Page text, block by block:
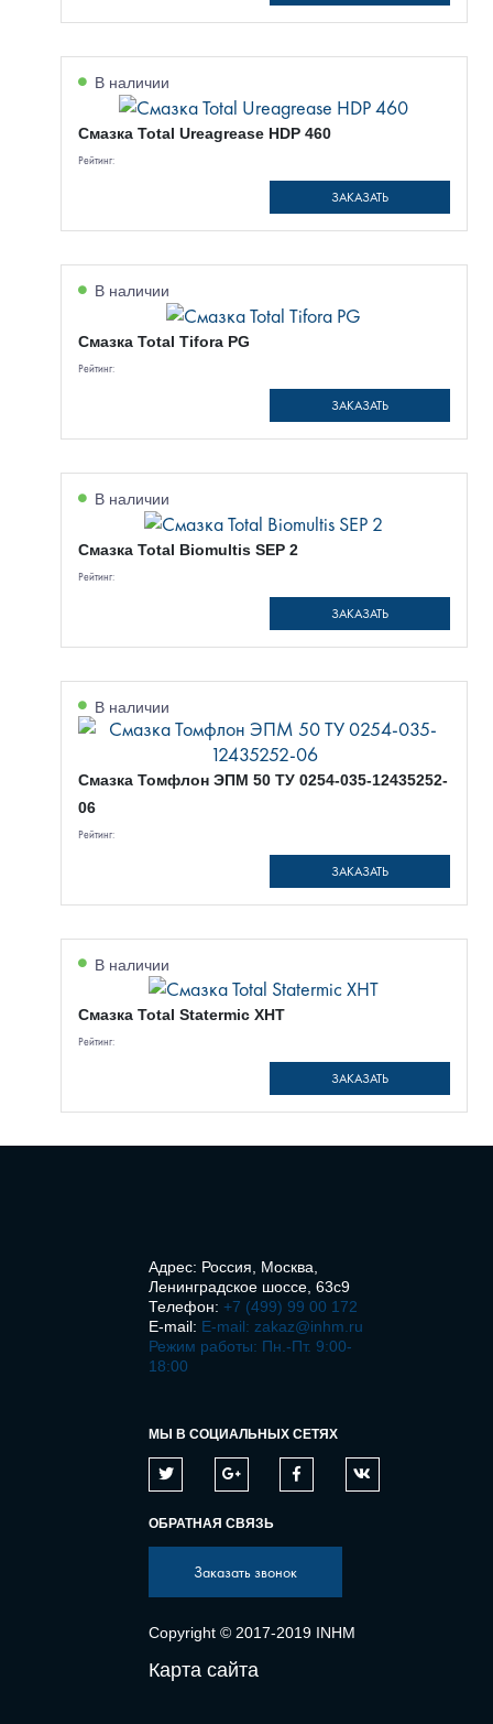
В наличии
Смазка Total Ureagrease HDP 460
Рейтинг:
ЗАКАЗАТЬ
В наличии
Смазка Total Tifora PG
Рейтинг:
ЗАКАЗАТЬ
В наличии
Смазка Total Biomultis SEP 2
Рейтинг:
ЗАКАЗАТЬ
В наличии
Смазка Томфлон ЭПМ 50 ТУ 0254-035-12435252-
06
Рейтинг:
ЗАКАЗАТЬ
В наличии
Смазка Total Statermic XHT
Рейтинг:
ЗАКАЗАТЬ
Адрес: Россия, Москва,
Ленинградское шоссе, 63с9
Телефон: +7 (499) 99 00 172
E-mail: E-mail: zakaz@inhm.ru
Режим работы: Пн.-Пт. 9:00-
18:00
МЫ В СОЦИАЛЬНЫХ СЕТЯХ
ОБРАТНАЯ СВЯЗЬ
Заказать звонок
Copyright © 2017-2019 INHM
Карта сайта